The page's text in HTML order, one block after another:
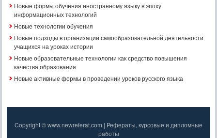
Новые формы обучения иностранному языку в эпоху
информационных технологий
Новые технологии обучения
Новые подходы в организации самообразовательной деятельности
учащихся на уроках истории
Новые образовательные технологии как средство повышения
качества образования
Новые активные формы в проведении уроков русского языка
Copyright © www.newreferat.com | Рефераты, курсовые и дипломные
работы